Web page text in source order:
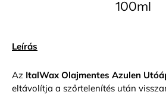
100ml
Leírás
Az ItalWax Olajmentes Azulen
eltávolítja a szőrtelenítés után